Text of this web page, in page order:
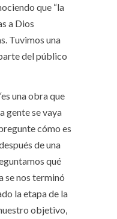
que “la
a Dios
Tuvimos una
del público
una obra que
gente se vaya
cómo es
de una
qué
se nos terminó
la etapa de la
objetivo,